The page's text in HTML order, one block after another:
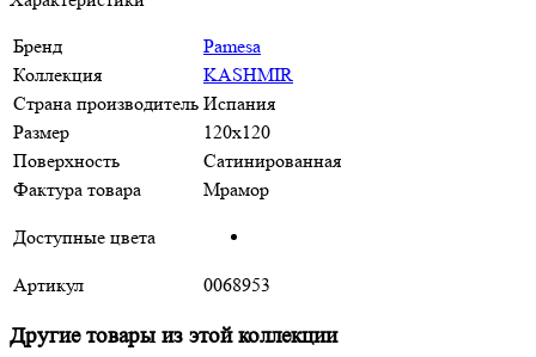
Бренд
Pamesa
Коллекция
KASHMIR
Страна производитель Испания
Размер
120x120
Поверхность
Сатинированная
Фактура товара
Мрамор
Доступные цвета
Артикул 0068953
Другие товары из этой коллекции